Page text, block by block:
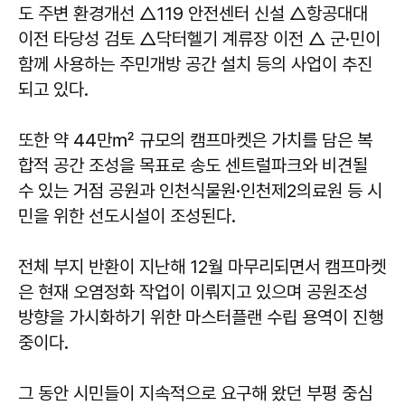
도 주변 환경개선 △119 안전센터 신설 △항공대대
이전 타당성 검토 △닥터헬기 계류장 이전 △ 군·민이
함께 사용하는 주민개방 공간 설치 등의 사업이 추진
되고 있다.
또한 약 44만㎡ 규모의 캠프마켓은 가치를 담은 복
합적 공간 조성을 목표로 송도 센트럴파크와 비견될
수 있는 거점 공원과 인천식물원·인천제2의료원 등 시
민을 위한 선도시설이 조성된다.
전체 부지 반환이 지난해 12월 마무리되면서 캠프마켓
은 현재 오염정화 작업이 이뤄지고 있으며 공원조성
방향을 가시화하기 위한 마스터플랜 수립 용역이 진행
중이다.
그 동안 시민들이 지속적으로 요구해 왔던 부평 중심